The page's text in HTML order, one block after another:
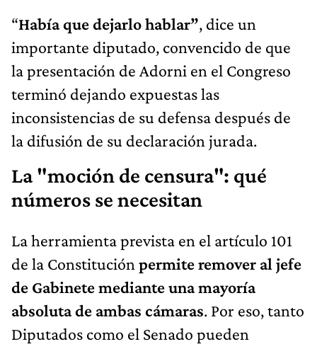
“Había que dejarlo hablar”, dice un
importante diputado, convencido de que
la presentación de Adorni en el Congreso
terminó dejando expuestas las
inconsistencias de su defensa después de
la difusión de su declaración jurada.
La "moción de censura": qué
números se necesitan
La herramienta prevista en el artículo 101
de la Constitución permite remover al jefe
de Gabinete mediante una mayoría
absoluta de ambas cámaras. Por eso, tanto
Diputados como el Senado pueden